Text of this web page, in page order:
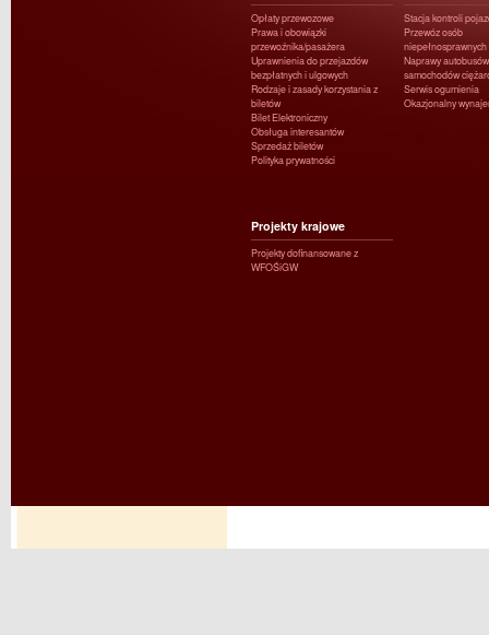
Opłaty przewozowe
Prawa i obowiązki
przewoźnika/pasażera
Uprawnienia do przejazdów
bezpłatnych i ulgowych
Rodzaje i zasady korzystania z
biletów
Bilet Elektroniczny
Obsługa interesantów
Sprzedaż biletów
Polityka prywatności
Stacja kontroli
Przewóz osób
niepełnosprawnych
Naprawy
samochodów
Serwis ogumienia
Okazjonalny
Projekty krajowe
Projekty dofinansowane z
WFOŚiGW